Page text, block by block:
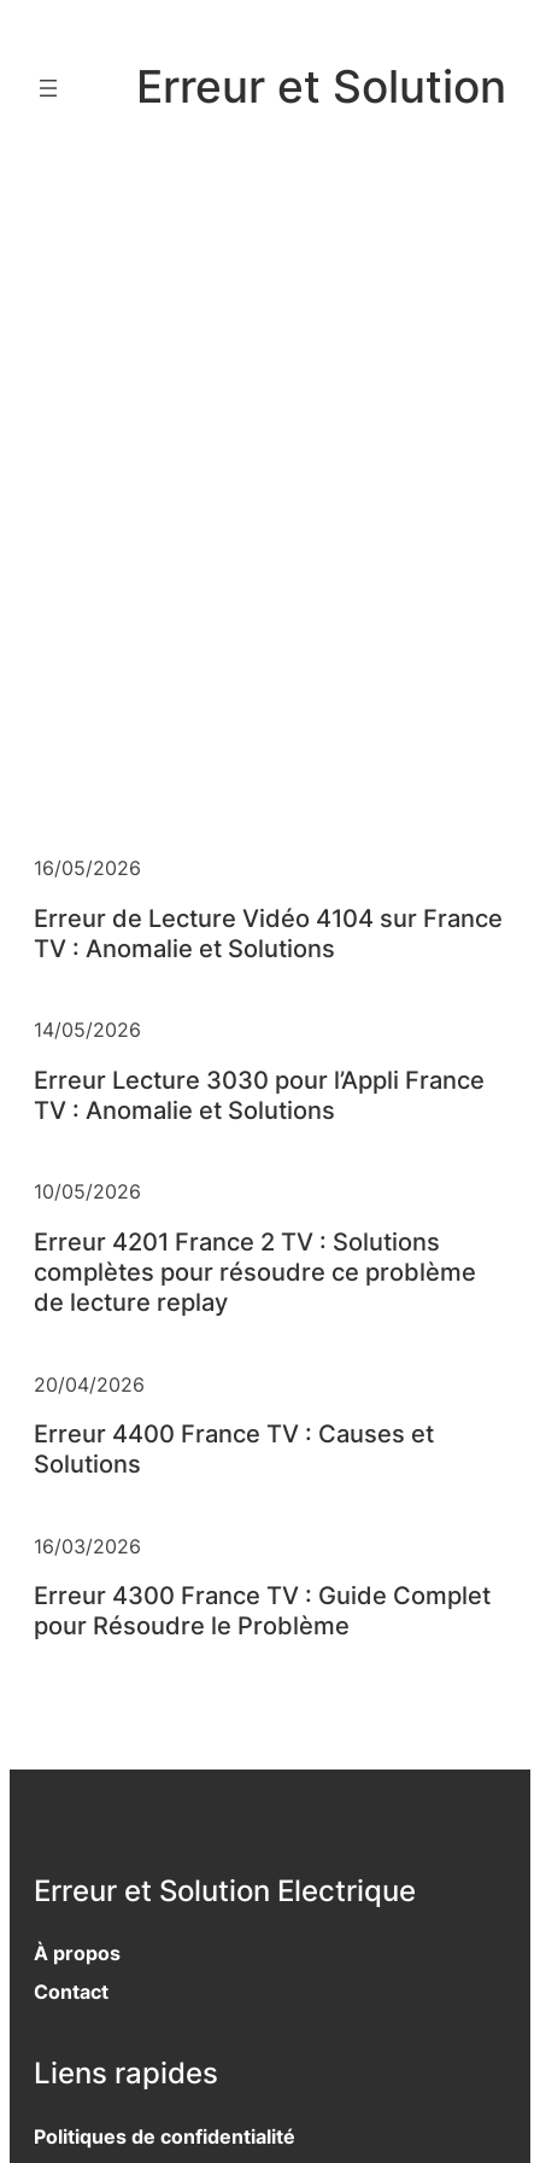
contenu
Erreur et Solution
16/05/2026
Erreur de Lecture Vidéo 4104 sur France
TV : Anomalie et Solutions
14/05/2026
Erreur Lecture 3030 pour l’Appli France
TV : Anomalie et Solutions
10/05/2026
Erreur 4201 France 2 TV : Solutions
complètes pour résoudre ce problème
de lecture replay
20/04/2026
Erreur 4400 France TV : Causes et
Solutions
16/03/2026
Erreur 4300 France TV : Guide Complet
pour Résoudre le Problème
Erreur et Solution Electrique
À propos
Contact
Liens rapides
Politiques de confidentialité